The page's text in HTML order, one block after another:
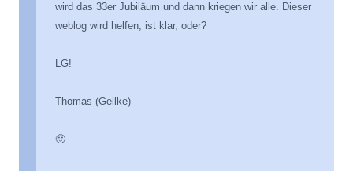
wird das 33er Jubiläum und dann kriegen wir alle. Dieser
weblog wird helfen, ist klar, oder?
LG!
Thomas (Geilke)
🙂